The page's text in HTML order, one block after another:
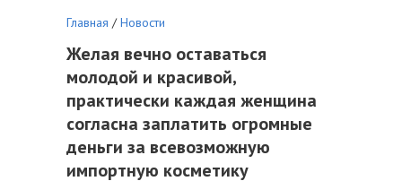
Главная / Новости
Желая вечно оставаться
молодой и красивой,
практически каждая женщина
согласна заплатить огромные
деньги за всевозможную
импортную косметику